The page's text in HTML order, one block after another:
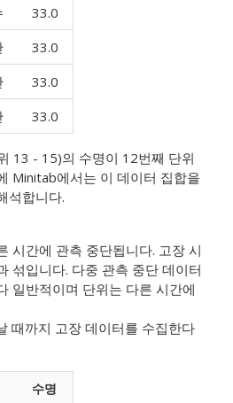
33.0
33.0
33.0
33.0
13 - 15)의 수명이 12번째 단위
Minitab에서는 이 데이터 집합을
석합니다.
시간에 관측 중단됩니다. 고장 시
섞입니다. 다중 관측 중단 데이터
일반적이며 단위는 다른 시간에
때까지 고장 데이터를 수집한다
수명